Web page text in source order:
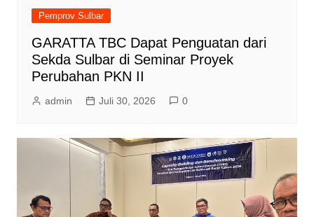
Pemprov Sulbar
GARATTA TBC Dapat Penguatan dari
Sekda Sulbar di Seminar Proyek
Perubahan PKN II
admin Juli 30, 2026 0